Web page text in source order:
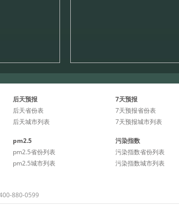
后天预报
后天省份表
后天城市列表
7天预报
7天预报省份表
7天预报城市列表
pm2.5
pm2.5省份列表
pm2.5城市列表
污染指数
污染指数省份列表
污染指数城市列表
880-0599